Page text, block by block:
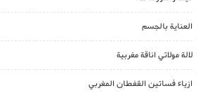
العناية بالجسم
لالة مولاتي اناقة مغربية
ازياء فساتين القفطان المغربي